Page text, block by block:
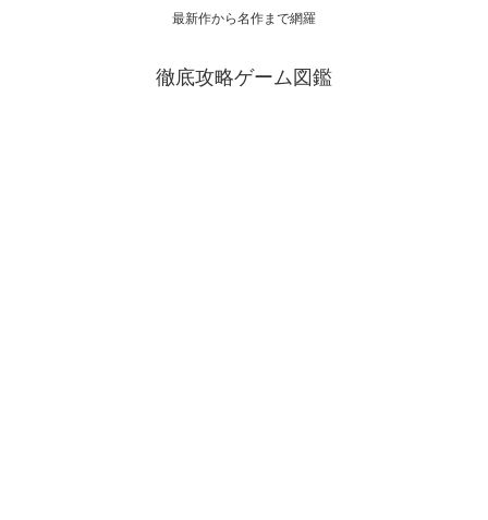
最新作から名作まで網羅
徹底攻略ゲーム図鑑